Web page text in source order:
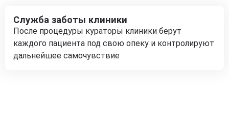
Служба заботы клиники
После процедуры кураторы клиники берут
каждого пациента под свою опеку и контролируют
дальнейшее самочувствие